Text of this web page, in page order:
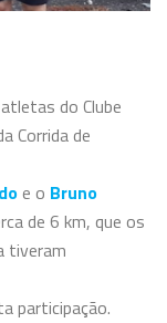
do Clube
Corrida de
e o Bruno
de 6 km, que os
tiveram
participação.